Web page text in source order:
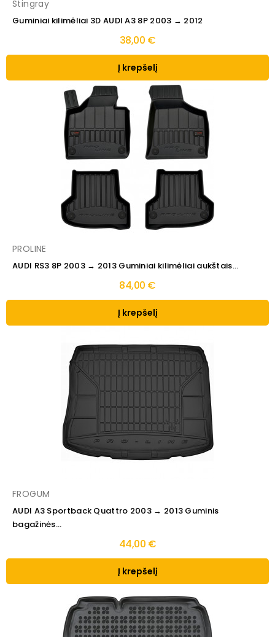
Stingray
Guminiai kilimėliai 3D AUDI A3 8P 2003 → 2012
38,00 €
Į krepšelį
PROLINE
AUDI RS3 8P 2003 → 2013 Guminiai kilimėliai aukštais...
84,00 €
Į krepšelį
FROGUM
AUDI A3 Sportback Quattro 2003 → 2013 Guminis
bagažinės...
44,00 €
Į krepšelį